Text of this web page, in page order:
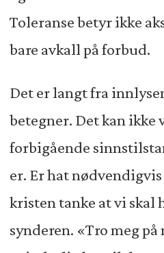
Toleranse betyr ikke
bare avkall på forbud.
Det er langt fra
betegner. Det kan ikke
forbigående
er. Er hat
kristen tanke at vi skal
synderen. «Tro meg